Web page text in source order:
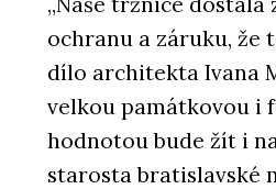
ochranu a záruku, že
dílo architekta Ivana
velkou památkovou i
hodnotou bude žít i
starosta bratislavské